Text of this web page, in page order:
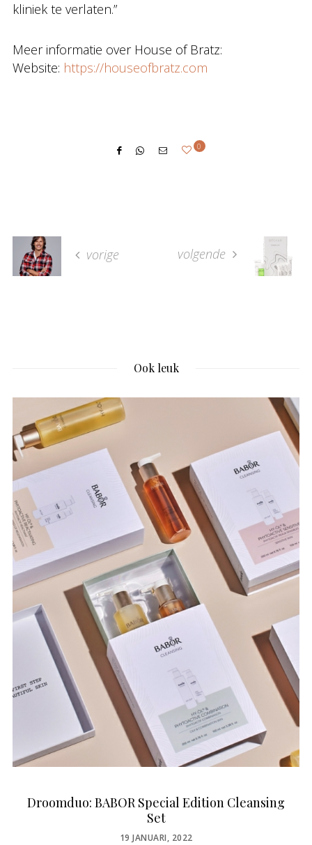
kliniek te verlaten.”
Meer informatie over House of Bratz:
Website: https://houseofbratz.com
0
vorige volgende
Ook leuk
Droomduo: BABOR Special Edition Cleansing
Set
POSTED
19 JANUARI, 2022